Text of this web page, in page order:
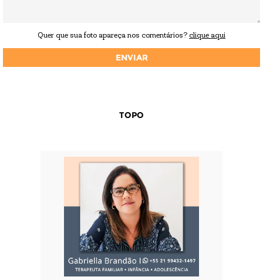
Quer que sua foto apareça nos comentários? clique aqui
TOPO